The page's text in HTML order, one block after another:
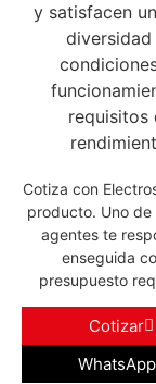
y satisfacen
diversidad
requisitos
Cotiza con
producto. Uno de
agentes te
enseguida
presupuesto
Cotizar
WhatsApp